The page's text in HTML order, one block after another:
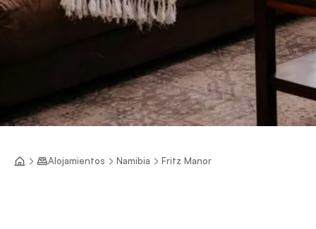
Alojamientos Namibia Fritz Manor